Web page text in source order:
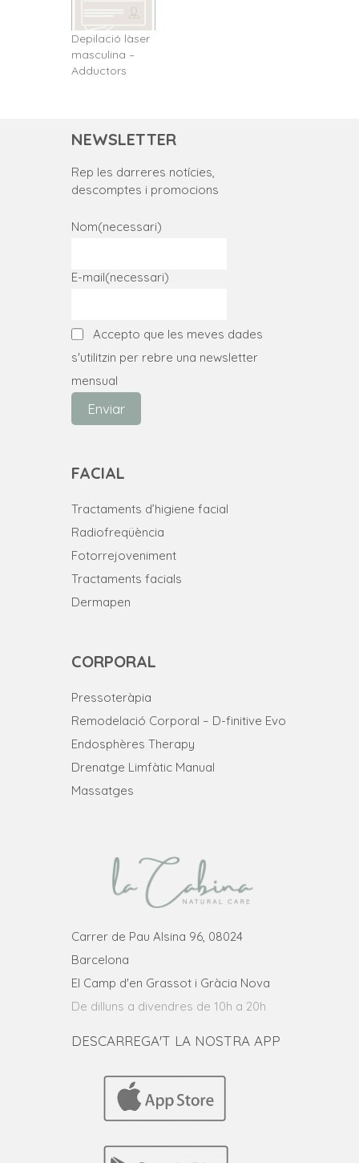
Depilació làser
masculina –
Adductors
NEWSLETTER
Rep les darreres notícies,
descomptes i promocions
Nom(necessari)
E-mail(necessari)
Accepto que les meves dades
s'utilitzin per rebre una newsletter
mensual
Enviar
FACIAL
Tractaments d’higiene facial
Radiofreqüència
Fotorrejoveniment
Tractaments facials
Dermapen
CORPORAL
Pressoteràpia
Remodelació Corporal – D-finitive Evo
Endosphères Therapy
Drenatge Limfàtic Manual
Massatges
Carrer de Pau Alsina 96, 08024
Barcelona
El Camp d'en Grassot i Gràcia Nova
De dilluns a divendres de 10h a 20h
DESCARREGA'T LA NOSTRA APP